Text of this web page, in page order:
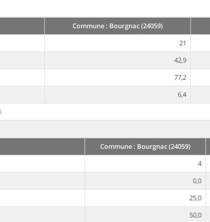
Commune : Bourgnac (24059)
21
42,9
77,2
6,4
Commune : Bourgnac (24059)
4
0,0
25,0
50,0